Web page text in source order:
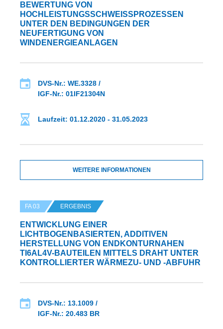
BEWERTUNG VON
HOCHLEISTUNGSSCHWEISSPROZESSEN U
NTER DEN BEDINGUNGEN DER N
EUFERTIGUNG VON W
INDENERGIEANLAGEN
DVS-Nr.: WE.3328 /
IGF-Nr.: 01IF21304N
Laufzeit: 01.12.2020 - 31.05.2023
WEITERE INFORMATIONEN
FA 03 ERGEBNIS
ENTWICKLUNG EINER
LICHTBOGENBASIERTEN, ADDITIVEN
HERSTELLUNG VON ENDKONTURNAHEN
TI6AL4V-BAUTEILEN MITTELS DRAHT UNTER
KONTROLLIERTER WÄRMEZU- UND -ABFUHR
DVS-Nr.: 13.1009 /
IGF-Nr.: 20.483 BR